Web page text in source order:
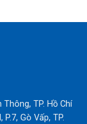
TP. Hồ Chí
Gò Vấp, TP.